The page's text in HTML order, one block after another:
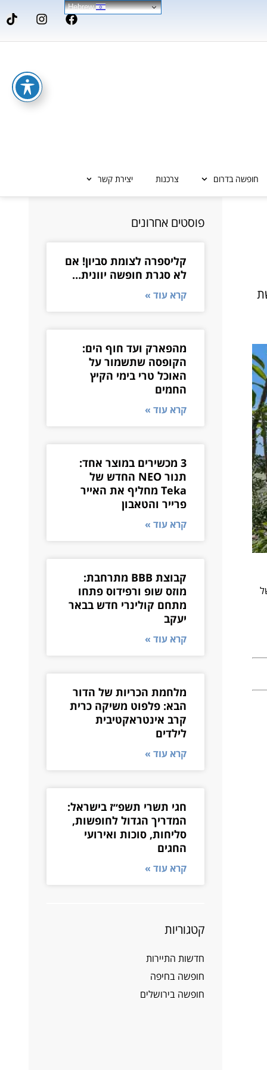
חופשה בדרום צרכנות יצירת קשר
של
פוסטים אחרונים
קליספרה לצומת סביון! אם
לא סגרת חופשה יוונית…
קרא עוד »
מהפארק ועד חוף הים:
הקופסה שתשמור על
האוכל טרי בימי הקיץ
החמים
קרא עוד »
3 מכשירים במוצר אחד:
תנור NEO החדש של
Teka מחליף את האייר
פרייר והטאבון
קרא עוד »
קבוצת BBB מתרחבת:
מוזס שופ ורפידוס פתחו
מתחם קולינרי חדש בבאר
יעקב
קרא עוד »
מלחמת הכריות של הדור
הבא: פלפוט משיקה כרית
קרב אינטראקטיבית
לילדים
קרא עוד »
חגי תשרי תשפ״ז בישראל:
המדריך הגדול לחופשות,
סליחות, סוכות ואירועי
החגים
קרא עוד »
קטגוריות
חדשות התיירות
חופשה בחיפה
חופשה בירושלים
Hebrew